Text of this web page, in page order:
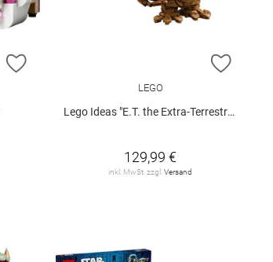
ZUR
LEGO
Lego Ideas "E.T. the Extra-Terrestrial" (21370)
129,99 €
inkl. MwSt. zzgl.Versand